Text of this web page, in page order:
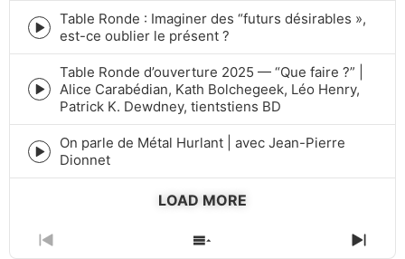
Episode
play
icon
Table Ronde : Imaginer des “futurs désirables »,
est-ce oublier le présent ?
Episode
play
Table Ronde d’ouverture 2025 — “Que faire ?” |
Alice Carabédian, Kath Bolchegeek, Léo Henry,
Patrick K. Dewdney, tientstiens BD
Episode
play
On parle de Métal Hurlant | avec Jean-Pierre
Dionnet
LOAD MORE
PREVIOUS
SHOW
NEXT